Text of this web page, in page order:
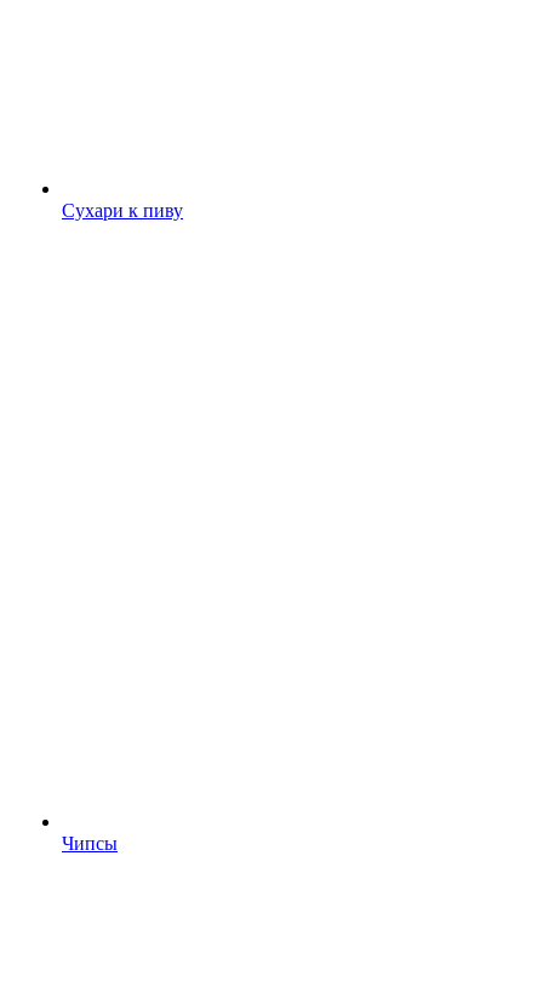
Сухари к пиву
Чипсы